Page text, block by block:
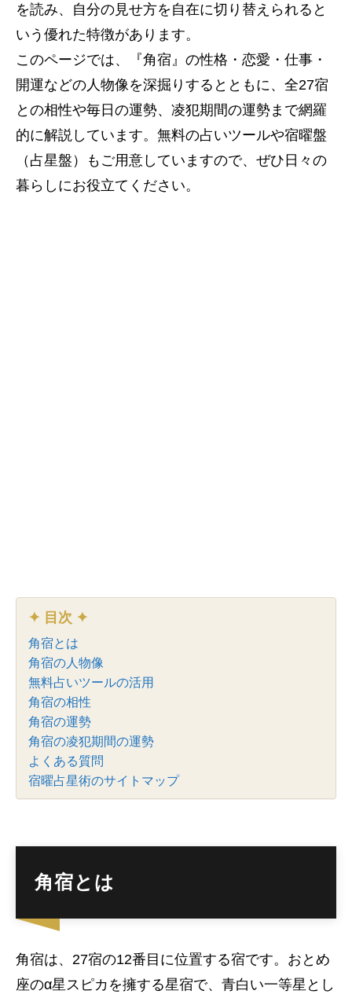
を読み、自分の見せ方を自在に切り替えられると
いう優れた特徴があります。
このページでは、『角宿』の性格・恋愛・仕事・
開運などの人物像を深掘りするとともに、全27宿
との相性や毎日の運勢、凌犯期間の運勢まで網羅
的に解説しています。無料の占いツールや宿曜盤
（占星盤）もご用意していますので、ぜひ日々の
暮らしにお役立てください。
✦ 目次 ✦
角宿とは
角宿の人物像
無料占いツールの活用
角宿の相性
角宿の運勢
角宿の凌犯期間の運勢
よくある質問
宿曜占星術のサイトマップ
角宿とは
角宿は、27宿の12番目に位置する宿です。おとめ
座のα星スピカを擁する星宿で、青白い一等星とし